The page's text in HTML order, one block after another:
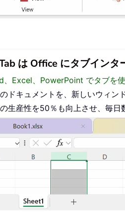
は Office にタブイン
、Excel、PowerPoint でタブを
ドキュメントを、新しいウィン
生産性を50％も向上させ、毎日